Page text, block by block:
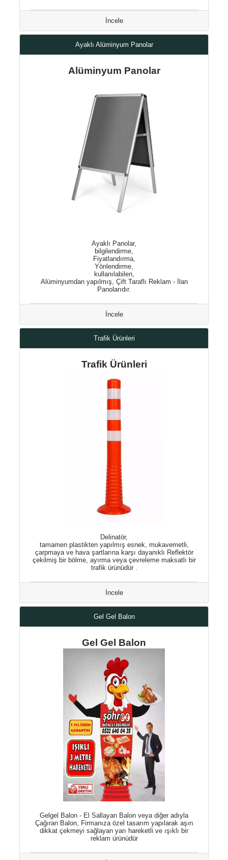
İncele
Ayaklı Alüminyum Panolar
Alüminyum Panolar
Ayaklı Panolar,
bilgilendirme,
Fiyatlandırma,
Yönlendirme,
kullanılabilen,
Alüminyumdan yapılmış, Çift Taraflı Reklam - İlan
Panolarıdır.
İncele
Trafik Ürünleri
Trafik Ürünleri
Delinatör,
tamamen plastikten yapılmış esnek, mukavemetli,
çarpmaya ve hava şartlarına karşı dayanıklı Reflektör
çekilmiş bir bölme, ayırma veya çevreleme maksatlı bir
trafik ürünüdür .
İncele
Gel Gel Balon
Gel Gel Balon
Gelgel Balon - El Sallayan Balon veya diğer adıyla
Çağıran Balon, Firmanıza özel tasarım yapılarak aşırı
dikkat çekmeyi sağlayan yarı hareketli ve ışıklı bir
reklam ürünüdür